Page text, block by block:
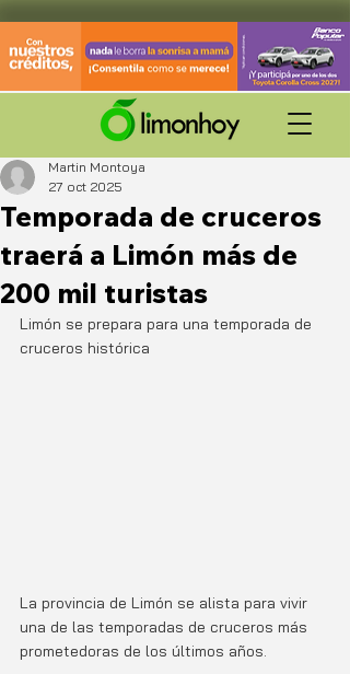
Temporada de cruceros
traerá a Limón más de
200 mil turistas
Martin Montoya
27 oct 2025
Limón se prepara para una temporada de
cruceros histórica
La provincia de Limón se alista para vivir
una de las temporadas de cruceros más
prometedoras de los últimos años.